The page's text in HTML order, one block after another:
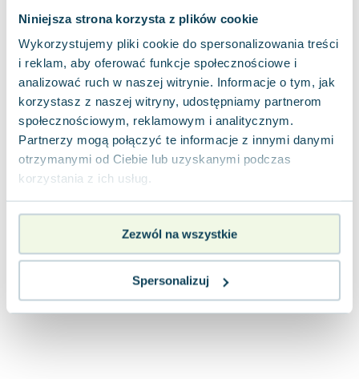
Niniejsza strona korzysta z plików cookie
Wykorzystujemy pliki cookie do spersonalizowania treści
i reklam, aby oferować funkcje społecznościowe i
analizować ruch w naszej witrynie. Informacje o tym, jak
korzystasz z naszej witryny, udostępniamy partnerom
społecznościowym, reklamowym i analitycznym.
Partnerzy mogą połączyć te informacje z innymi danymi
otrzymanymi od Ciebie lub uzyskanymi podczas
korzystania z ich usług.
Zezwól na wszystkie
Spersonalizuj
Lorraine Warren
Ajahn Brahm
Lucinda Riley
Jacek Walkiewicz